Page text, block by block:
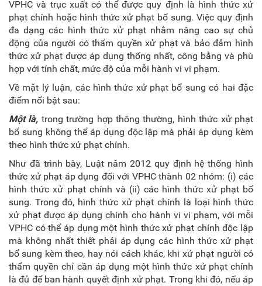
VPHC và trục xuất có thể được quy định là hình thức xử
phạt chính hoặc hình thức xử phạt bổ sung. Việc quy định
đa dạng các hình thức xử phạt nhằm nâng cao sự chủ
động của người có thẩm quyền xử phạt và bảo đảm hình
thức xử phạt được áp dụng thống nhất, công bằng và phù
hợp với tính chất, mức độ của mỗi hành vi vi phạm.
Về mặt lý luận, các hình thức xử phạt bổ sung có hai đặc
điểm nổi bật sau:
Một là, trong trường hợp thông thường, hình thức xử phạt
bổ sung không thể áp dụng độc lập mà phải áp dụng kèm
theo hình thức xử phạt chính.
Như đã trình bày, Luật năm 2012 quy định hệ thống hình
thức xử phạt áp dụng đối với VPHC thành 02 nhóm: (i) các
hình thức xử phạt chính và (ii) các hình thức xử phạt bổ
sung. Trong đó, hình thức xử phạt chính là loại hình thức
xử phạt được áp dụng chính cho hành vi vi phạm, với mỗi
VPHC có thể áp dụng một hình thức xử phạt chính độc lập
mà không nhất thiết phải áp dụng các hình thức xử phạt
bổ sung kèm theo, hay nói cách khác, khi xử phạt người có
thẩm quyền chỉ cần áp dụng một hình thức xử phạt chính
là đủ để ban hành quyết định xử phạt. Trong khi đó, nếu áp